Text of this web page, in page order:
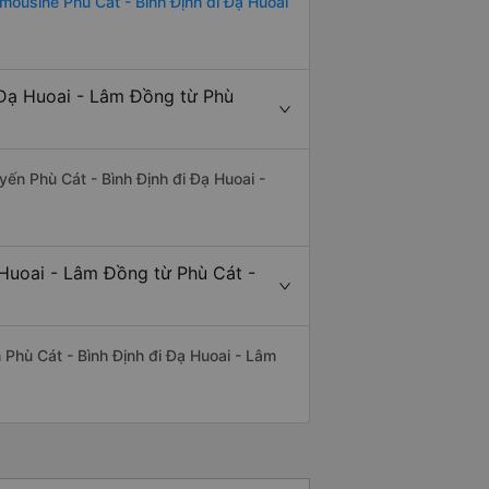
Huoai - Lâm Đồng từ Phù
Phù Cát - Bình Định đi Đạ Huoai -
- Lâm Đồng từ Phù Cát -
Cát - Bình Định đi Đạ Huoai - Lâm